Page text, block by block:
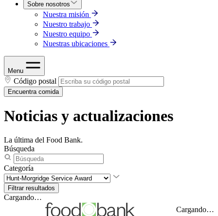
Sobre nosotros
Nuestra misión
Nuestro trabajo
Nuestro equipo
Nuestras ubicaciones
Menu
Código postal
Encuentra comida
Noticias y actualizaciones
La última del Food Bank.
Búsqueda
Categoría
Cargando…
Cargando…